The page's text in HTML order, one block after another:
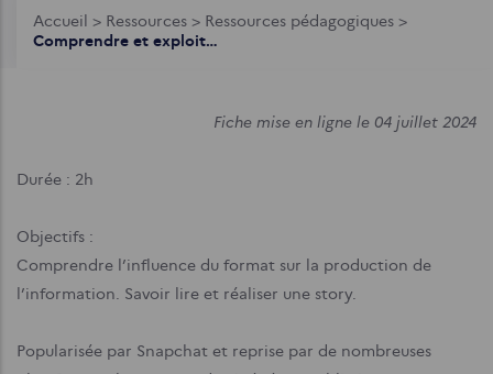
Fil
Accueil > Ressources > Ressources pédagogiques >
Comprendre et exploiter le format « story »
Fiche mise en ligne le 04 juillet 2024
Durée : 2h
Objectifs :
Comprendre l’influence du format sur la production de
l’information. Savoir lire et réaliser une story.
Popularisée par Snapchat et reprise par de nombreuses